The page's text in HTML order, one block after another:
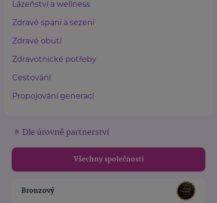
Lázeňství a wellness
Zdravé spaní a sezení
Zdravé obutí
Zdravotnické potřeby
Cestování
Propojování generací
Dle úrovně partnerství
Všechny společnosti
Bronzový